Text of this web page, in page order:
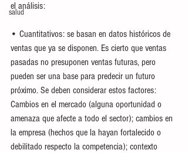
salud
el análisis:
• Cuantitativos: se basan en datos históricos de
ventas que ya se disponen. Es cierto que ventas
pasadas no presuponen ventas futuras, pero
pueden ser una base para predecir un futuro
próximo. Se deben considerar estos factores:
Cambios en el mercado (alguna oportunidad o
amenaza que afecte a todo el sector); cambios en
la empresa (hechos que la hayan fortalecido o
debilitado respecto la competencia); contexto